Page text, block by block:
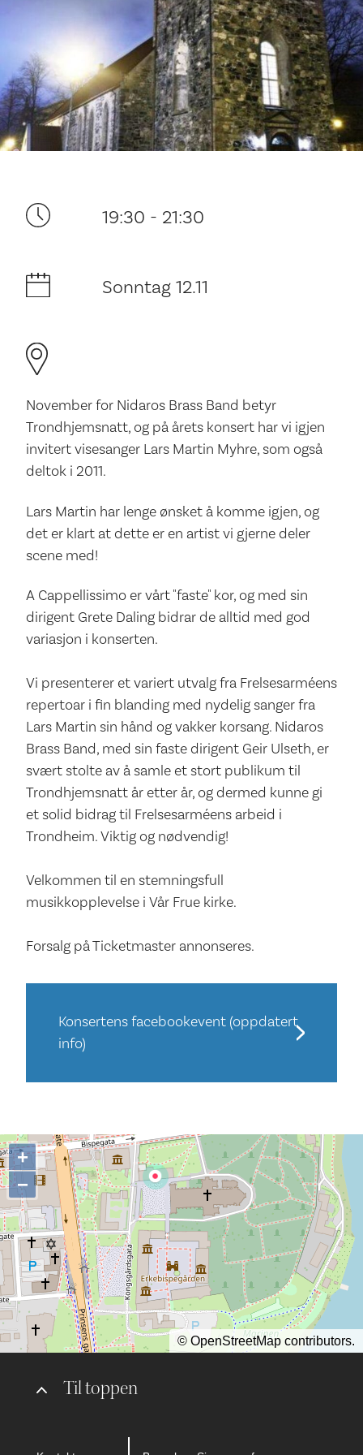
Ditt besøk
Musikk
Historie og arkitektur
19:30 - 21:30
Sonntag 12.11
November for Nidaros Brass Band betyr
Trondhjemsnatt, og på årets konsert har vi igjen
invitert visesanger Lars Martin Myhre, som også
deltok i 2011.
Lars Martin har lenge ønsket å komme igjen, og
det er klart at dette er en artist vi gjerne deler
scene med!
A Cappellissimo er vårt "faste" kor, og med sin
dirigent Grete Daling bidrar de alltid med god
variasjon i konserten.
Vi presenterer et variert utvalg fra Frelsesarméens
repertoar i fin blanding med nydelig sanger fra
Lars Martin sin hånd og vakker korsang. Nidaros
Brass Band, med sin faste dirigent Geir Ulseth, er
svært stolte av å samle et stort publikum til
Trondhjemsnatt år etter år, og dermed kunne gi
et solid bidrag til Frelsesarméens arbeid i
Trondheim. Viktig og nødvendig!
Velkommen til en stemningsfull
musikkopplevelse i Vår Frue kirke.
Forsalg på Ticketmaster annonseres.
Konsertens facebookevent (oppdatert
info)
Til toppen
+
−
© OpenStreetMap contributors.